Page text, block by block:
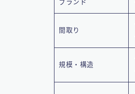
ブランド
間取り
規模・構造